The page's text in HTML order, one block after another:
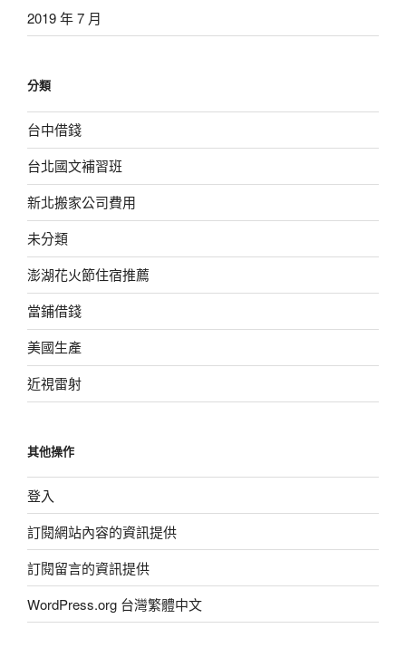
2019 年 7 月
分類
台中借錢
台北國文補習班
新北搬家公司費用
未分類
澎湖花火節住宿推薦
當鋪借錢
美國生產
近視雷射
其他操作
登入
訂閱網站內容的資訊提供
訂閱留言的資訊提供
WordPress.org 台灣繁體中文